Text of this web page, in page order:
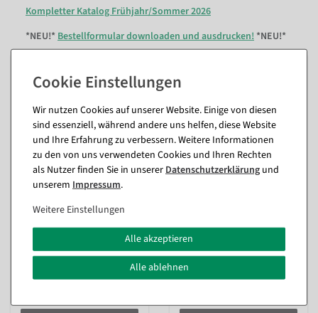
Kompletter Katalog Frühjahr/Sommer 2026
*NEU!*Bestellformular downloaden und ausdrucken! *NEU!*
Herbst/Weihnachten
Katalog 2026
Download nach
Kapiteln
2026 Download
nach Kapiteln
Wir nutzen Cookies auf unserer Website. Einige von diesen
sind essenziell, während andere uns helfen, diese Website
und Ihre Erfahrung zu verbessern. Weitere Informationen
zu den von uns verwendeten Cookies und Ihren Rechten
als Nutzer finden Sie in unsererDaten­schutz­erklärung und
unserem Impressum.
Weitere Einstellungen
Alle akzeptieren
Alle ablehnen